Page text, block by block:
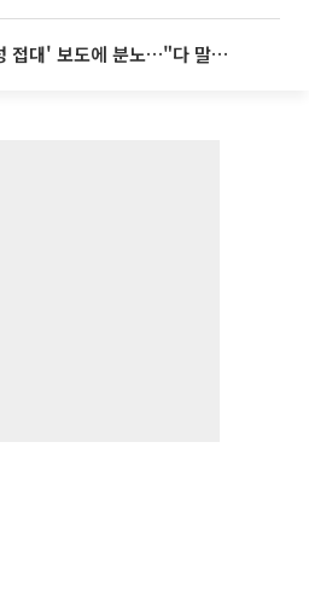
박문성, 축구협회 '성 접대' 보도에 분노…"다 말아먹으려고 작정했나"